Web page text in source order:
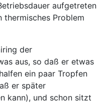
aufgetreten
Problem
der
aus, so daß er etwas
ein paar Tropfen
er später
kann), und schon sitzt